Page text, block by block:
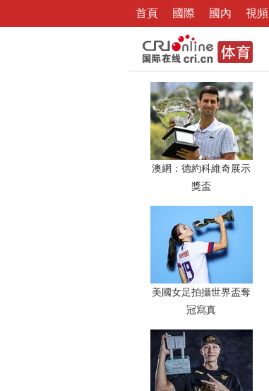
首頁 國際 國內 視頻
澳網：德約科維奇展示
獎盃
美國女足拍攝世界盃奪
冠寫真